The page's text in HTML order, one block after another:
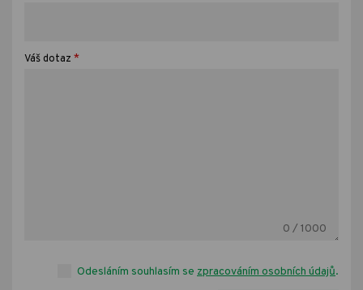
Váš dotaz *
0 / 1000
Odesláním souhlasím se zpracováním osobních údajů.